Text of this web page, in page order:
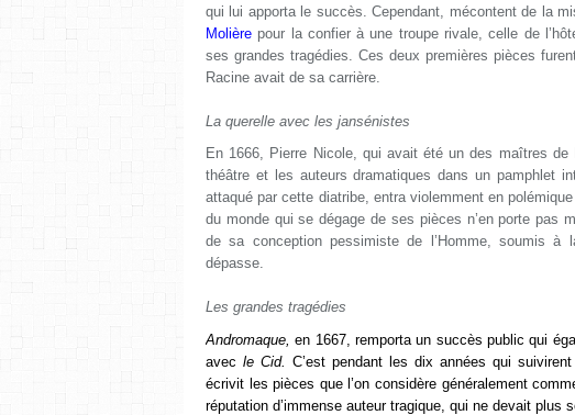
qui lui apporta le succès. Cependant, mécontent de la
Molière pour la confier à une troupe rivale, celle de
ses grandes tragédies. Ces deux premières pièces
Racine avait de sa carrière.
La querelle avec les jansénistes
En 1666, Pierre Nicole, qui avait été un des maîtres
théâtre et les auteurs dramatiques dans un pamphlet
attaqué par cette diatribe, entra violemment en
du monde qui se dégage de ses pièces n’en porte pas
de sa conception pessimiste de l’Homme, soumis à
dépasse.
Les grandes tragédies
Andromaque en 1667, remporta un succès public qui
avec le Cid. C’est pendant les dix années qui suivirent
écrivit les pièces que l’on considère généralement
réputation d’immense auteur tragique, qui ne devait plus